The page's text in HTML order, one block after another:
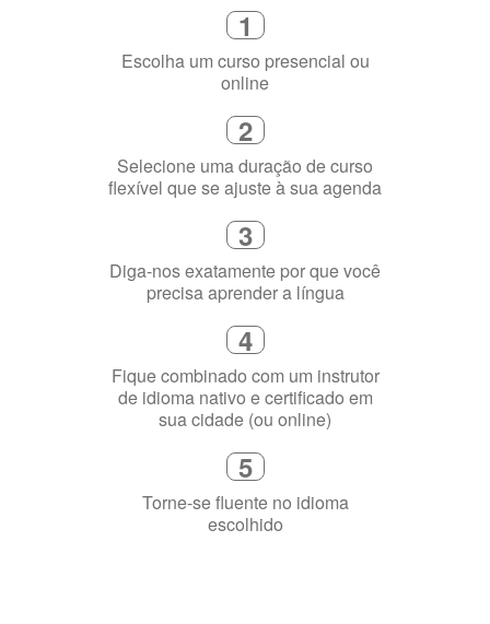
1
Escolha um curso presencial ou
online
2
Selecione uma duração de curso
flexível que se ajuste à sua agenda
3
Diga-nos exatamente por que você
precisa aprender a língua
4
Fique combinado com um instrutor
de idioma nativo e certificado em
sua cidade (ou online)
5